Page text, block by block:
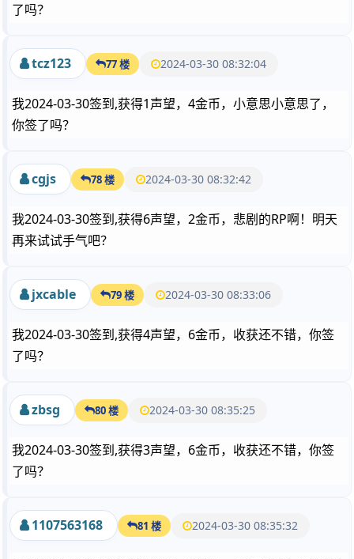
了吗？
tcz123 77 楼 2024-03-30 08:32:04
我2024-03-30签到,获得1声望，4金币，小意思小意思了，
你签了吗？
cgjs 78 楼 2024-03-30 08:32:42
我2024-03-30签到,获得6声望，2金币，悲剧的RP啊！明天
再来试试手气吧？
jxcable 79 楼 2024-03-30 08:33:06
我2024-03-30签到,获得4声望，6金币，收获还不错，你签
了吗？
zbsg 80 楼 2024-03-30 08:35:25
我2024-03-30签到,获得3声望，6金币，收获还不错，你签
了吗？
1107563168 81 楼 2024-03-30 08:35:32